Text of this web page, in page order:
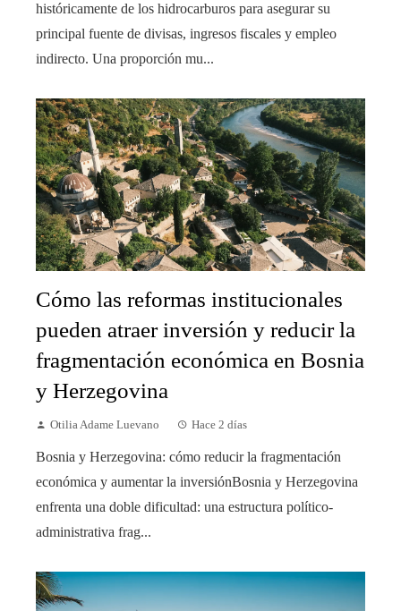
históricamente de los hidrocarburos para asegurar su
principal fuente de divisas, ingresos fiscales y empleo
indirecto. Una proporción mu...
Cómo las reformas institucionales
pueden atraer inversión y reducir la
fragmentación económica en Bosnia
y Herzegovina
Otilia Adame Luevano Hace 2 días
Bosnia y Herzegovina: cómo reducir la fragmentación
económica y aumentar la inversiónBosnia y Herzegovina
enfrenta una doble dificultad: una estructura político-
administrativa frag...